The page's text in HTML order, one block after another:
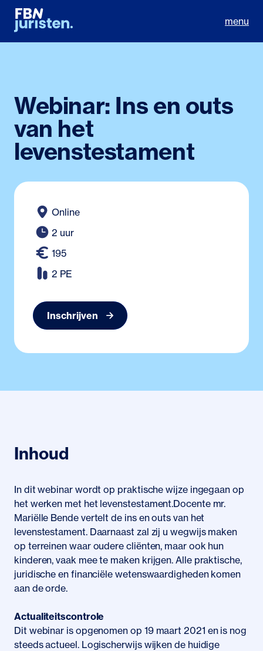
menu
Webinar: Ins en outs
van het
levenstestament
Online
2 uur
195
2 PE
Inschrijven
Inhoud
In dit webinar wordt op praktische wijze ingegaan op
het werken met het levenstestament.Docente mr.
Mariëlle Bende vertelt de ins en outs van het
levenstestament. Daarnaast zal zij u wegwijs maken
op terreinen waar oudere cliënten, maar ook hun
kinderen, vaak mee te maken krijgen. Alle praktische,
juridische en financiële wetenswaardigheden komen
aan de orde.
Actualiteitscontrole
Dit webinar is opgenomen op 19 maart 2021 en is nog
steeds actueel. Logischerwijs wijken de huidige